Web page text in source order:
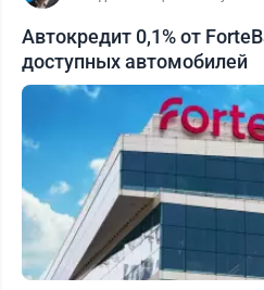
Автокредит 0,1% от
доступных автомобилей